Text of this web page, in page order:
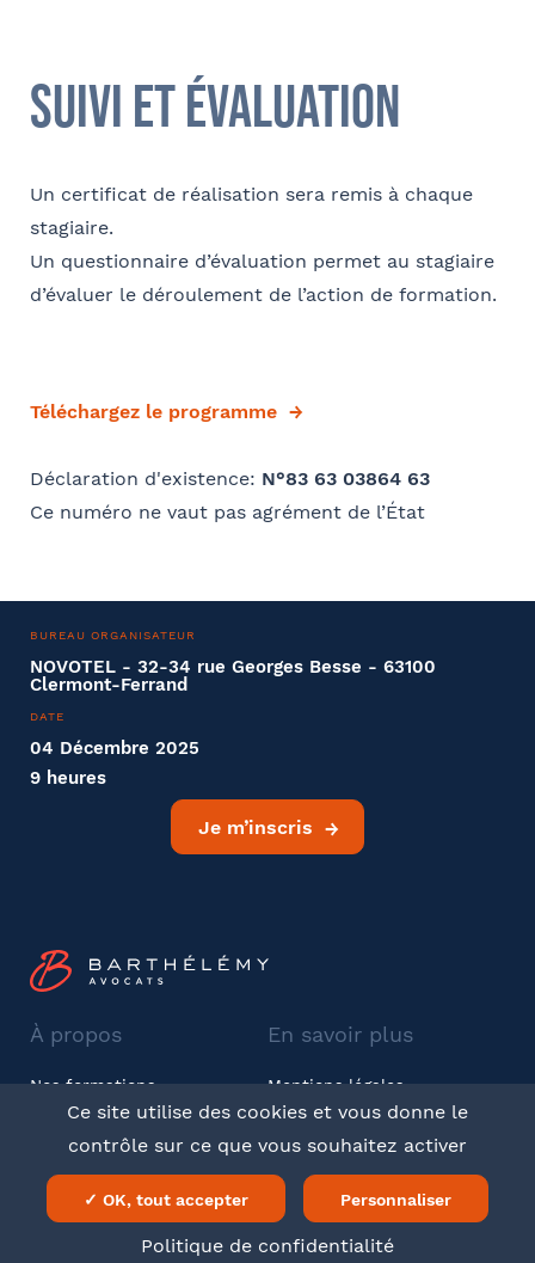
suivi et évaluation
Un certificat de réalisation sera remis à chaque
stagiaire.
Un questionnaire d’évaluation permet au stagiaire
d’évaluer le déroulement de l’action de formation.
Téléchargez le programme
Déclaration d'existence: N°83 63 03864 63
Ce numéro ne vaut pas agrément de l’État
BUREAU ORGANISATEUR
NOVOTEL - 32-34 rue Georges Besse - 63100
Clermont-Ferrand
DATE
04 Décembre 2025
9 heures
Je m’inscris
À propos
Nos formations
Barthélémy Avocats
En savoir plus
Mentions légales
CGV
LinkedIn
Ce site utilise des cookies et vous donne le
contrôle sur ce que vous souhaitez activer
✓ OK, tout accepter Personnaliser
Politique de confidentialité